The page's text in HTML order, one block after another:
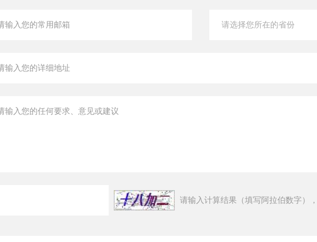
请输入计算结果（填写阿拉伯数字）